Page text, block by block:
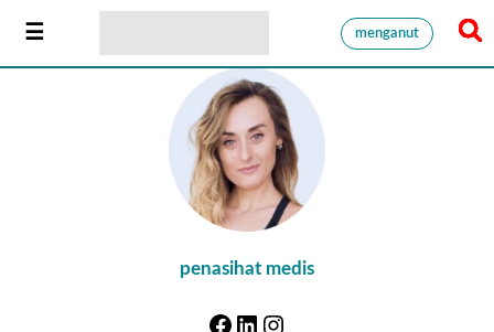
menganut
penasihat medis